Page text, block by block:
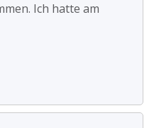
Ich hatte am